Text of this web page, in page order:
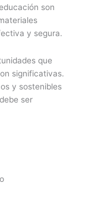
son
y segura.
que
significativas.
y sostenibles
ser